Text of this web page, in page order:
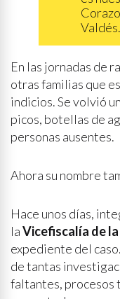
Valdés.
En las jornadas de
otras familias que
indicios. Se volvió
picos, botellas de
personas ausentes.
Ahora su nombre
Hace unos días,
laVicefiscalía de
expediente del
de tantas
faltantes, procesos